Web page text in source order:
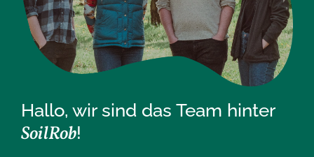
Hallo, wir sind das Team hinter
SoilRob!